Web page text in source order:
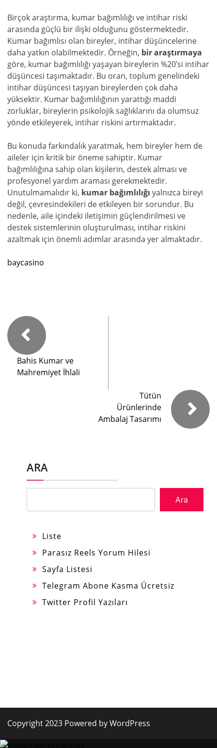
Birçok araştırma, kumar bağımlılığı ve intihar riski
arasında güçlü bir ilişki olduğunu göstermektedir.
Kumar bağımlısı olan bireyler, intihar düşüncelerine
daha yatkın olabilmektedir. Örneğin, bir araştırmaya
göre, kumar bağımlılığı yaşayan bireylerin %20’si intihar
düşüncesi taşımaktadır. Bu oran, toplum genelindeki
intihar düşüncesi taşıyan bireylerden çok daha
yüksektir. Kumar bağımlılığının yarattığı maddi
zorluklar, bireylerin psikolojik sağlıklarını da olumsuz
yönde etkileyerek, intihar riskini artırmaktadır.
Bu konuda farkındalık yaratmak, hem bireyler hem de
aileler için kritik bir öneme sahiptir. Kumar
bağımlılığına sahip olan kişilerin, destek alması ve
profesyonel yardım araması gerekmektedir.
Unutulmamalıdır ki, kumar bağımlılığı yalnızca bireyi
değil, çevresindekileri de etkileyen bir sorundur. Bu
nedenle, aile içindeki iletişimin güçlendirilmesi ve
destek sistemlerinin oluşturulması, intihar riskini
azaltmak için önemli adımlar arasında yer almaktadır.
baycasino
Bahis Kumar ve
Mahremiyet İhlali
Tütün
Ürünlerinde
Ambalaj Tasarımı
ARA
Ara
Liste
Parasız Reels Yorum Hilesi
Sayfa Listesi
Telegram Abone Kasma Ücretsiz
Twitter Profil Yazıları
Copyright 2023 Powered by WordPress